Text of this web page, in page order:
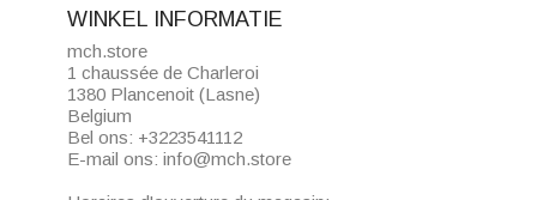
WINKEL INFORMATIE
mch.store
1 chaussée de Charleroi
1380 Plancenoit (Lasne)
Belgium
Bel ons: +3223541112
E-mail ons: info@mch.store